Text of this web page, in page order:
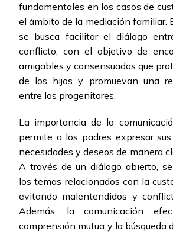
fundamentales en los casos de
el ámbito de la mediación familiar.
se busca facilitar el diálogo
conflicto, con el objetivo de
amigables y consensuadas que
de los hijos y promuevan una
entre los progenitores.
La importancia de la
permite a los padres expresar sus
necesidades y deseos de manera
A través de un diálogo abierto,
los temas relacionados con la
evitando malentendidos y
Además, la comunicación
comprensión mutua y la búsqueda